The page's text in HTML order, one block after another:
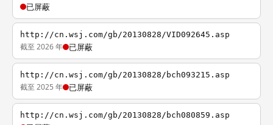
已屏蔽
http://cn.wsj.com/gb/20130828/VID092645.asp
截至 2026 年 已屏蔽
http://cn.wsj.com/gb/20130828/bch093215.asp
截至 2025 年 已屏蔽
http://cn.wsj.com/gb/20130828/bch080859.asp